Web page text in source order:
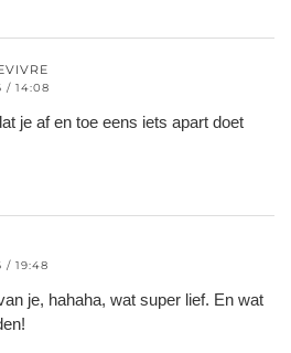
/ 14:08
je af en toe eens iets apart doet
/ 19:48
je, hahaha, wat super lief. En wat